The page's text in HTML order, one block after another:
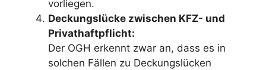
vorliegen.
Deckungslücke zwischen KFZ- und
Privathaftpflicht:
Der OGH erkennt zwar an, dass es in
solchen Fällen zu Deckungslücken